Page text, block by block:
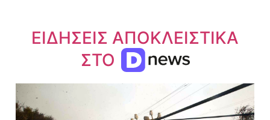
ΕΙΔΗΣΕΙΣ ΑΠΟΚΛΕΙΣΤΙΚΑ
ΣΤΟ